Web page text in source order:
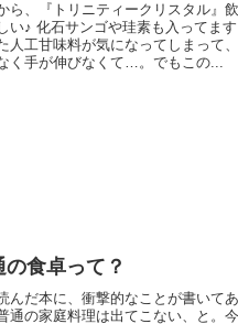
ら、『トリニティークリスタル』
い♪ 化石サンゴや珪素も入ってま
人工甘味料が気になってしまって
く手が伸びなくて…。でもこの...
の食卓って？
んだ本に、衝撃的なことが書いて
通の家庭料理は出てこない、と。